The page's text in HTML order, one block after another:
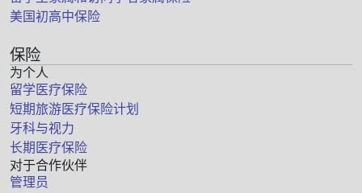
美国初高中保险
保险
为个人
留学医疗保险
短期旅游医疗保险计划
牙科与视力
长期医疗保险
对于合作伙伴
管理员